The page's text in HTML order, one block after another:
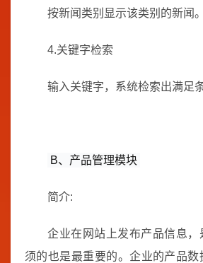
按新闻类别显示该类别的新闻。
4.关键字检索
输入关键字，系统检索出满足
B、产品管理模块
简介:
企业在网站上发布产品信息，
须的也是最重要的。企业的产品数